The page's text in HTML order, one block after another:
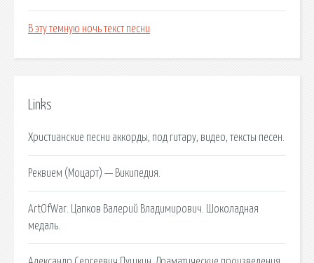
В эту темную ночь текст песни
Links
Христианские песни аккорды, под гитару, видео, тексты песен.
Реквием (Моцарт) — Википедия.
ArtOfWar. Цапков Валерий Владимирович. Шоколадная
медаль.